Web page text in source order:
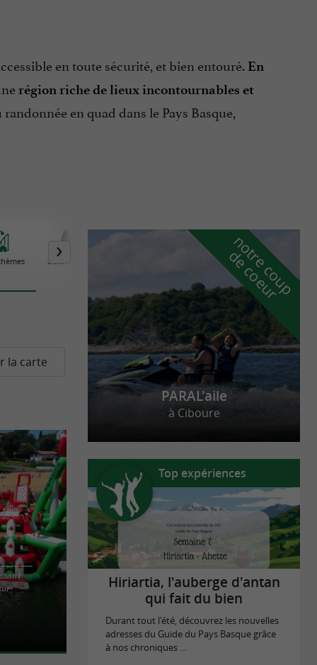
en toute sécurité, et bien entouré. En
région riche de lieux incontournables et
en quad dans le Pays Basque,
Sites Naturels
la carte
n
o
t
r
e
c
o
u
p
d
e
c
o
e
u
r
PARAL'aile
à Ciboure
Top expériences
Hiriartia, l'auberge d'antan
qui fait du bien
Durant tout l'été, découvrez les nouvelles
adresses du Guide du Pays Basque grâce
à nos chroniques ...